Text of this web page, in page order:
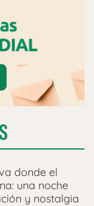
donde el
una noche
y nostalgia